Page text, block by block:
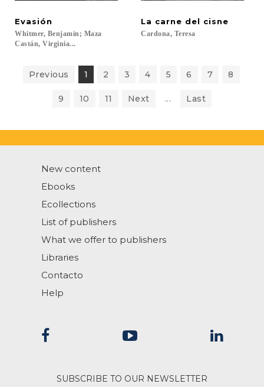
Evasión
Whitmer, Benjamin; Maza
Castán, Virginia...
La carne del cisne
Cardona, Teresa
Previous 1 2 3 4 5 6 7 8
9 10 11 Next ... Last
New content
Ebooks
Ecollections
List of publishers
What we offer to publishers
Libraries
Contacto
Help
SUBSCRIBE TO OUR NEWSLETTER